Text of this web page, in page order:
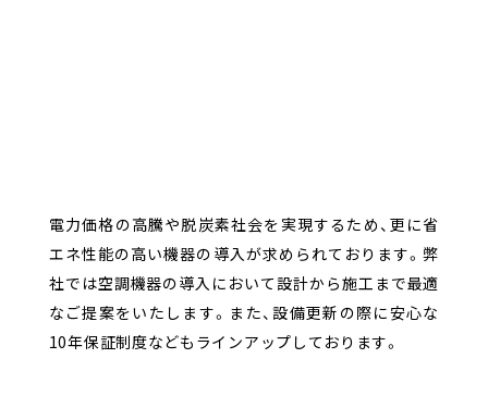
電力価格の高騰や脱炭素社会を実現するため、更に省
エネ性能の高い機器の導入が求められております。弊
社では空調機器の導入において設計から施工まで最適
なご提案をいたします。また、設備更新の際に安心な
10年保証制度などもラインアップしております。